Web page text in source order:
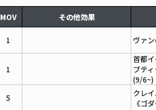
MOV その他効果
1 ヴァ
1
首都
ブティ
(9/6~)
5
クレ
《ゴ